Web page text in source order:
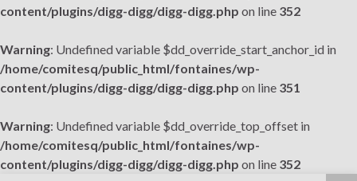
content/plugins/digg-digg/digg-digg.php on line 352
Warning: Undefined variable $dd_override_start_anchor_id in
/home/comitesq/public_html/fontaines/wp-
content/plugins/digg-digg/digg-digg.php on line 351
Warning: Undefined variable $dd_override_top_offset in
/home/comitesq/public_html/fontaines/wp-
content/plugins/digg-digg/digg-digg.php on line 352